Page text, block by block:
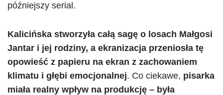
późniejszy serial.
Kalicińska stworzyła całą sagę o losach Małgosi
Jantar i jej rodziny, a ekranizacja przeniosła tę
opowieść z papieru na ekran z zachowaniem
klimatu i głębi emocjonalnej. Co ciekawe, pisarka
miała realny wpływ na produkcję – była